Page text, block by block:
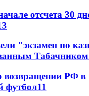
отсчета 30
"экзамен по
Табачником
РФ в
футбол11